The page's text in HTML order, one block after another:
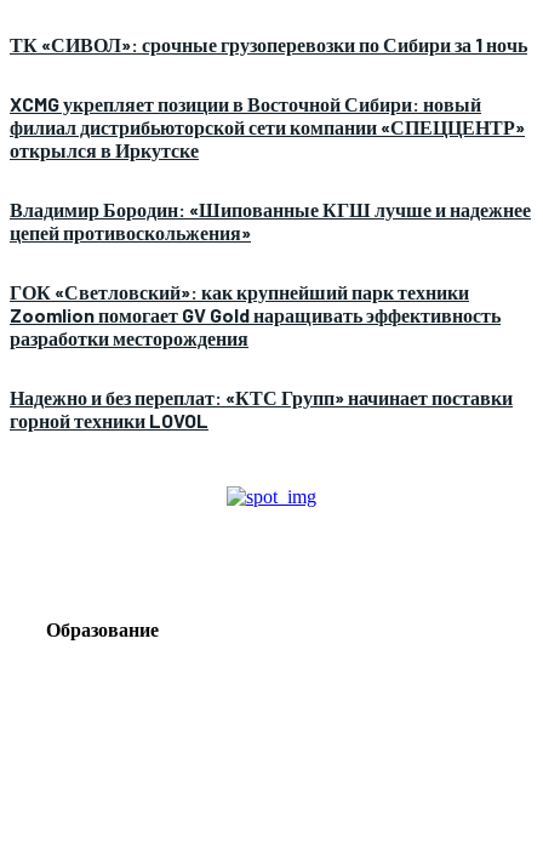
ТК «СИВОЛ»: срочные грузоперевозки по Сибири за 1 ночь
XCMG укрепляет позиции в Восточной Сибири: новый
филиал дистрибьюторской сети компании «СПЕЦЦЕНТР»
открылся в Иркутске
Владимир Бородин: «Шипованные КГШ лучше и надежнее
цепей противоскольжения»
ГОК «Светловский»: как крупнейший парк техники
Zoomlion помогает GV Gold наращивать эффективность
разработки месторождения
Надежно и без переплат: «КТС Групп» начинает поставки
горной техники LOVOL
Образование